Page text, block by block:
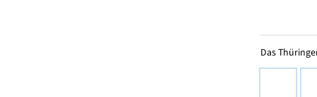
Das